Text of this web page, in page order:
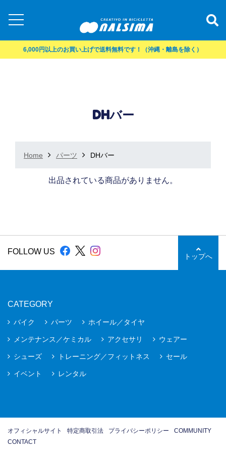
6,000円以上のお買い上げで送料無料です！（沖縄・離島を除く）
DHバー
Home パーツ DHバー
出品されている商品がありません。
FOLLOW US
トップへ
CATEGORY
バイク パーツ ホイール／タイヤ
メンテナンス／ケミカル アクセサリ ウェアー
シューズ トレーニング／フィットネス セール
イベント レンタル
オフィシャルサイト 特定商取引法 プライバシーポリシー
COMMUNITY
CONTACT